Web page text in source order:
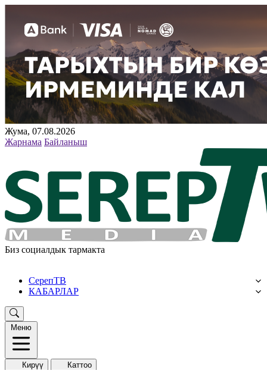
Жума, 07.08.2026
Жарнама Байланыш
Биз социалдык тармакта
СерепТВ
КАБАРЛАР
Меню
Кирүү Каттоо